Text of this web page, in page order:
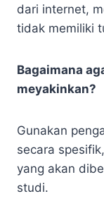
dari internet,
tidak memiliki
Bagaimana
meyakinkan?
Gunakan
secara
yang akan
studi.